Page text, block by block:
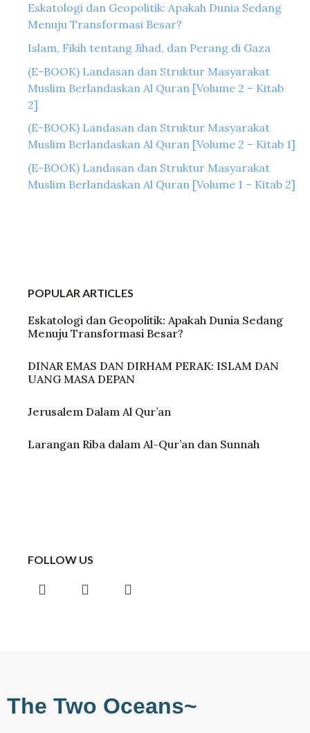
Eskatologi dan Geopolitik: Apakah Dunia Sedang
Menuju Transformasi Besar?
Islam, Fikih tentang Jihad, dan Perang di Gaza
(E-BOOK) Landasan dan Struktur Masyarakat
Muslim Berlandaskan Al Quran [Volume 2 – Kitab
2]
(E-BOOK) Landasan dan Struktur Masyarakat
Muslim Berlandaskan Al Quran [Volume 2 – Kitab 1]
(E-BOOK) Landasan dan Struktur Masyarakat
Muslim Berlandaskan Al Quran [Volume 1 – Kitab 2]
POPULAR ARTICLES
Eskatologi dan Geopolitik: Apakah Dunia Sedang
Menuju Transformasi Besar?
DINAR EMAS DAN DIRHAM PERAK: ISLAM DAN
UANG MASA DEPAN
Jerusalem Dalam Al Qur’an
Larangan Riba dalam Al-Qur’an dan Sunnah
FOLLOW US
Instagram
FacebookTelegram
The Two Oceans~